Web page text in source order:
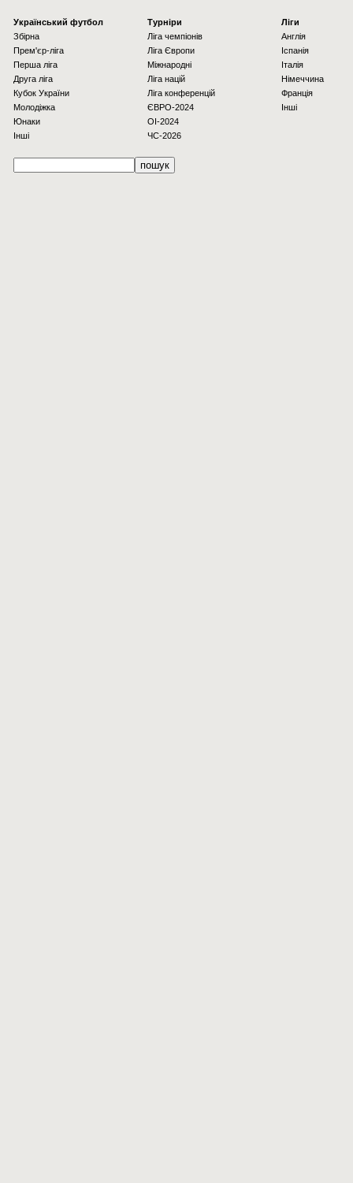
Українcький футбол
Збірна
Прем'єр-ліга
Перша ліга
Друга ліга
Кубок України
Молодіжка
Юнаки
Інші
Турніри
Ліга чемпіонів
Ліга Європи
Міжнародні
Ліга націй
Ліга конференцій
ЄВРО-2024
OI-2024
ЧС-2026
Ліги
Англія
Іспанія
Італія
Німеччина
Франція
Інші